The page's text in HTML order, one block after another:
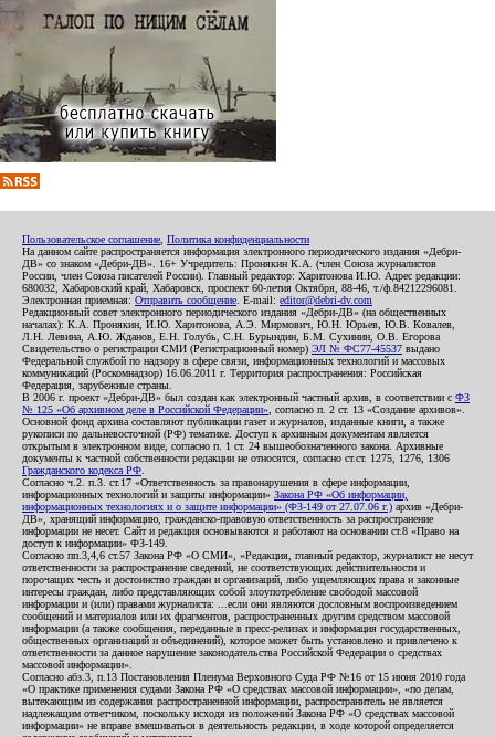
Пользовательское соглашение Политика конфиденциальности
На данном сайте распространяется информация электронного периодического издания «Дебри-
ДВ» со знаком «Дебри-ДВ». 16+ Учредитель: Пронякин К.А. (член Союза журналистов
России, член Союза писателей России). Главный редактор: Харитонова И.Ю. Адрес редакции:
680032, Хабаровский край, Хабаровск, проспект 60-летия Октября, 88-46, т./ф.84212296081.
Электронная приемная: Отправить сообщение . E-mail: editor@debri-dv.com
Редакционный совет электронного периодического издания «Дебри-ДВ» (на общественных
началах): К.А. Пронякин, И.Ю. Харитонова, А.Э. Мирмович, Ю.Н. Юрьев, Ю.В. Ковалев,
Л.Н. Левина, А.Ю. Жданов, Е.Н. Голубь, С.Н. Бурындин, Б.М. Сухинин, О.В. Егорова
Свидетельство о регистрации СМИ (Регистрационный номер) ЭЛ № ФС77-45537 выдано
Федеральной службой по надзору в сфере связи, информационных технологий и массовых
коммуникаций (Роскомнадзор) 16.06.2011 г. Территория распространения: Российская
Федерация, зарубежные страны.
В 2006 г. проект «Дебри-ДВ» был создан как электронный частный архив, в соответствии с ФЗ
№ 125 «Об архивном деле в Российской Федерации» , согласно п. 2 ст. 13 «Создание архивов».
Основной фонд архива составляют публикации газет и журналов, изданные книги, а также
рукописи по дальневосточной (РФ) тематике. Доступ к архивным документам является
открытым в электронном виде, согласно п. 1 ст. 24 вышеобозначенного закона. Архивные
документы к частной собственности редакции не относятся, согласно ст.ст. 1275, 1276, 1306
Гражданского кодекса РФ
Согласно ч.2. п.3. ст.17 «Ответственность за правонарушения в сфере информации,
информационных технологий и защиты информации» Закона РФ «Об информации,
информационных технологиях и о защите информации» (ФЗ-149 от 27.07.06 г.) архив «Дебри-
ДВ», хранящий информацию, гражданско-правовую ответственность за распространение
информации не несет. Сайт и редакция основываются и работают на основании ст.8 «Право на
доступ к информации» ФЗ-149.
Согласно пп.3,4,6 ст.57 Закона РФ «О СМИ», «Редакция, главный редактор, журналист не несут
ответственности за распространение сведений, не соответствующих действительности и
порочащих честь и достоинство граждан и организаций, либо ущемляющих права и законные
интересы граждан, либо представляющих собой злоупотребление свободой массовой
информации и (или) правами журналиста: ...если они являются дословным воспроизведением
сообщений и материалов или их фрагментов, распространенных другим средством массовой
информации (а также сообщения, переданные в пресс-релизах и информация государственных,
общественных организаций и объединений), которое может быть установлено и привлечено к
ответственности за данное нарушение законодательства Российской Федерации о средствах
массовой информации».
Согласно абз.3, п.13 Постановления Пленума Верховного Суда РФ №16 от 15 июня 2010 года
«О практике применения судами Закона РФ «О средствах массовой информации», «по делам,
вытекающим из содержания распространенной информации, распространитель не является
надлежащим ответчиком, поскольку исходя из положений Закона РФ «О средствах массовой
информации» не вправе вмешиваться в деятельность редакции, в ходе которой определяется